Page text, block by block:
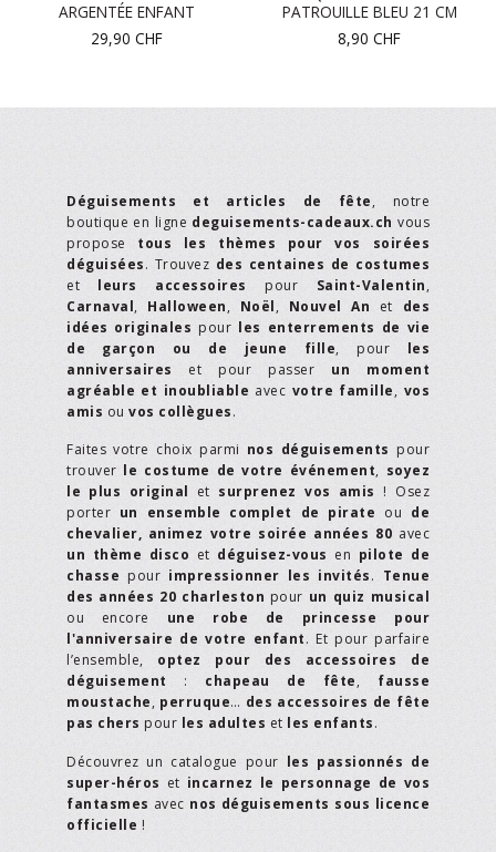
ARGENTÉE ENFANT
29,90 CHF
PATROUILLE BLEU 21 CM
8,90 CHF
Déguisements et articles de fête, notre
boutique en ligne deguisements-cadeaux.ch vous
propose tous les thèmes pour vos soirées
déguisées. Trouvez des centaines de costumes
et leurs accessoires pour Saint-Valentin,
Carnaval, Halloween, Noël, Nouvel An et des
idées originales pour les enterrements de vie
de garçon ou de jeune fille, pour les
anniversaires et pour passer un moment
agréable et inoubliable avec votre famille, vos
amis ou vos collègues.
Faites votre choix parmi nos déguisements pour
trouver le costume de votre événement, soyez
le plus original et surprenez vos amis ! Osez
porter un ensemble complet de pirate ou de
chevalier, animez votre soirée années 80 avec
un thème disco et déguisez-vous en pilote de
chasse pour impressionner les invités. Tenue
des années 20 charleston pour un quiz musical
ou encore une robe de princesse pour
l'anniversaire de votre enfant. Et pour parfaire
l’ensemble, optez pour des accessoires de
déguisement : chapeau de fête, fausse
moustache, perruque… des accessoires de fête
pas chers pour les adultes et les enfants.
Découvrez un catalogue pour les passionnés de
super-héros et incarnez le personnage de vos
fantasmes avec nos déguisements sous licence
officielle !